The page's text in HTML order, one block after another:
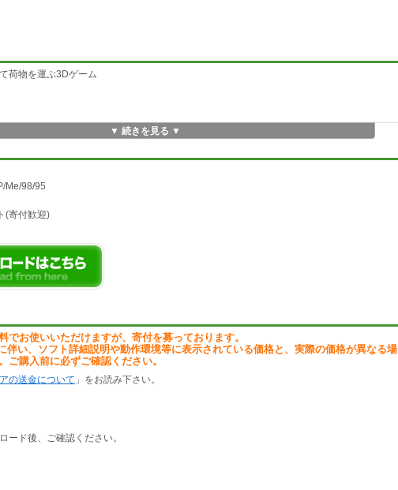
荷物を運ぶ3Dゲーム
▼ 続きを見る ▼
Me/98/95
(寄付歓迎)
でお使いいただけますが、寄付を募っております。
伴い、ソフト詳細説明や動作環境等に表示されている価格と、実際の価格が異なる場
ご購入前に必ずご確認ください。
の送金について 」をお読み下さい。
ード後、ご確認ください。